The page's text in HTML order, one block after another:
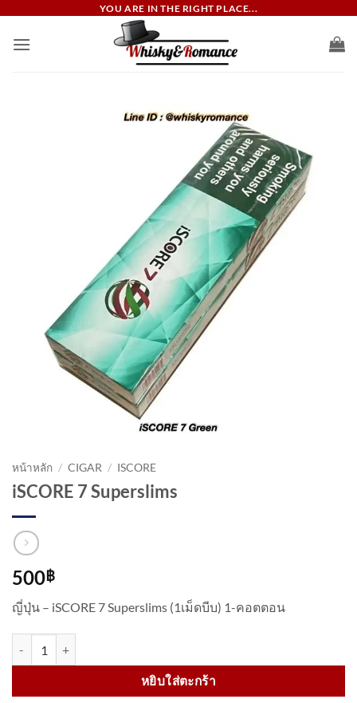
YOU ARE IN THE RIGHT PLACE...
หน้าหลัก / CIGAR / ISCORE
iSCORE 7 Superslims
500฿
ญี่ปุ่น – iSCORE 7 Superslims (1เม็ดบีบ) 1-คอตตอน
หยิบใส่ตะกร้า